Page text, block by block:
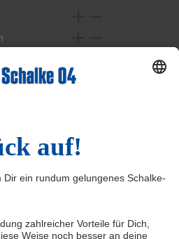
widerrufen
AGB